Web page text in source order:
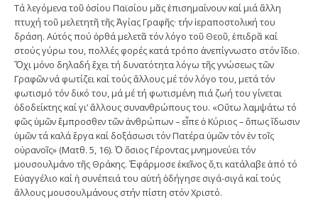
Τά λεγόμενα τοῦ ὁσίου Παϊσίου μᾶς ἐπισημαίνουν καί μιά ἄλλη
πτυχή τοῦ μελετητῆ τῆς Ἁγίας Γραφῆς· τήν ἱεραποστολική του
δράση. Αὐτός πού ὀρθά μελετᾶ τόν λόγο τοῦ Θεοῦ, ἐπιδρᾶ καί
στούς γύρω του, πολλές φορές κατά τρόπο ἀνεπίγνωστο στόν ἴδιο.
Ὄχι μόνο δηλαδή ἔχει τή δυνατότητα λόγω τῆς γνώσεως τῶν
Γραφῶν νά φωτίζει καί τούς ἄλλους μέ τόν λόγο του, μετά τόν
φωτισμό τόν δικό του, μά μέ τή φωτισμένη πιά ζωή του γίνεται
ὁδοδείκτης καί γι’ ἄλλους συνανθρώπους του. «Οὕτω λαμψάτω τό
φῶς ὑμῶν ἔμπροσθεν τῶν ἀνθρώπων – εἶπε ὁ Κύριος – ὅπως ἴδωσιν
ὑμῶν τά καλά ἔργα καί δοξάσωσι τόν Πατέρα ὑμῶν τόν ἐν τοῖς
οὐρανοῖς» (Ματθ. 5, 16). Ὁ ὅσιος Γέροντας μνημονεύει τόν
μουσουλμάνο τῆς Θράκης. Ἐφάρμοσε ἐκεῖνος ὅ,τι κατάλαβε ἀπό τό
Εὐαγγέλιο καί ἡ συνέπειά του αὐτή ὁδήγησε σιγά-σιγά καί τούς
ἄλλους μουσουλμάνους στήν πίστη στόν Χριστό.